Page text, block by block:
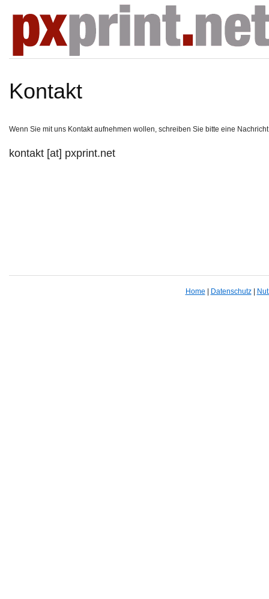
Kontakt
Wenn Sie mit uns Kontakt aufnehmen wollen, schreiben Sie bitte eine
kontakt [at] pxprint.net
Home Datenschutz|